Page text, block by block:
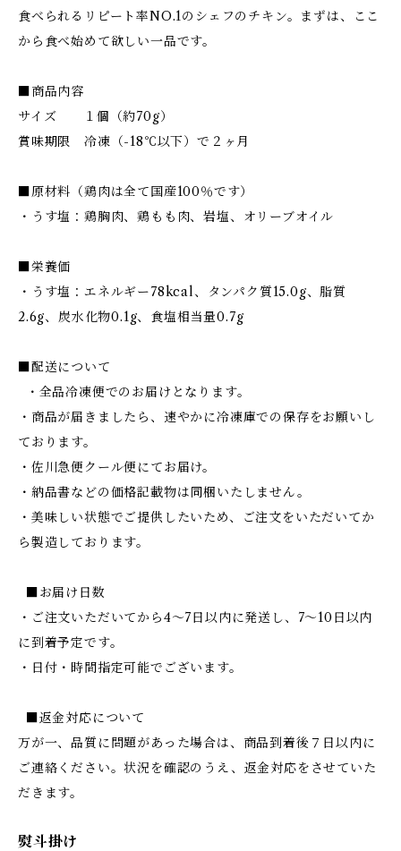
食べられるリピート率NO.1のシェフのチキン。まずは、ここ
から食べ始めて欲しい一品です。
■商品内容
サイズ １個（約70g）
賞味期限 冷凍（-18℃以下）で２ヶ月
■原材料（鶏肉は全て国産100％です）
・うす塩：鶏胸肉、鶏もも肉、岩塩、オリーブオイル
■栄養価
・うす塩：エネルギー78kcal、タンパク質15.0g、脂質
2.6g、炭水化物0.1g、食塩相当量0.7g
■配送について
・全品冷凍便でのお届けとなります。
・商品が届きましたら、速やかに冷凍庫での保存をお願いし
ております。
・佐川急便クール便にてお届け。
・納品書などの価格記載物は同梱いたしません。
・美味しい状態でご提供したいため、ご注文をいただいてか
ら製造しております。
■お届け日数
・ご注文いただいてから4～7日以内に発送し、7〜10日以内
に到着予定です。
・日付・時間指定可能でございます。
■返金対応について
万が一、品質に問題があった場合は、商品到着後７日以内に
ご連絡ください。状況を確認のうえ、返金対応をさせていた
だきます。
熨斗掛け